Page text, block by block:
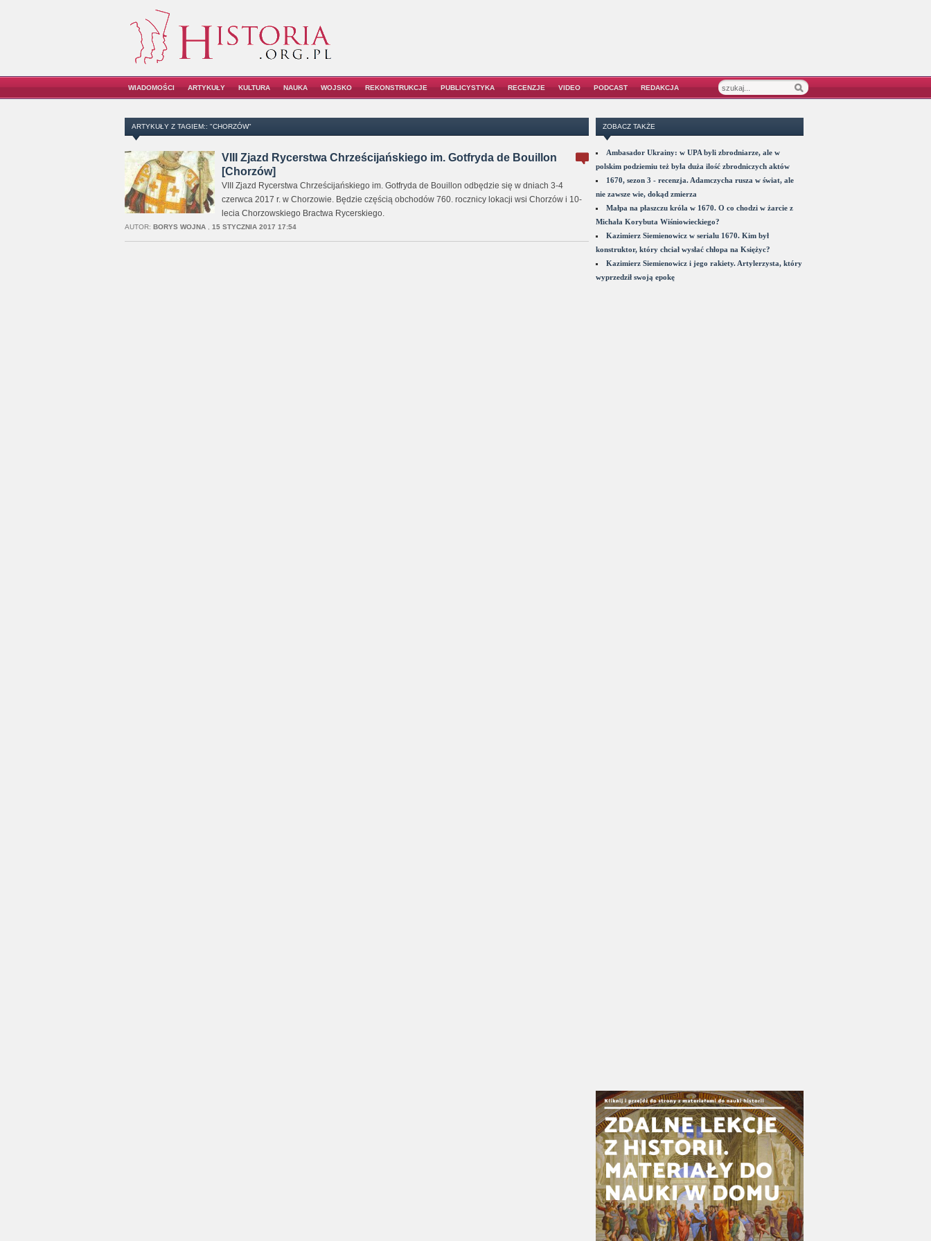
WIADOMOŚCI ARTYKUŁY KULTURA NAUKA WOJSKO REKONSTRUKCJE PUBLICYSTYKA RECENZJE VIDEO PODCAST REDAKCJA
ARTYKUŁY Z TAGIEM:: "CHORZÓW"
VIII Zjazd Rycerstwa Chrześcijańskiego im. Gotfryda de Bouillon
[Chorzów]
VIII Zjazd Rycerstwa Chrześcijańskiego im. Gotfryda de Bouillon odbędzie się w dniach 3-4
czerwca 2017 r. w Chorzowie. Będzie częścią obchodów 760. rocznicy lokacji wsi Chorzów i 10-
lecia Chorzowskiego Bractwa Rycerskiego.
AUTOR: BORYS WOJNA, 15 STYCZNIA 2017 17:54
ZOBACZ TAKŻE
Ambasador Ukrainy: w UPA byli zbrodniarze, ale w
polskim podziemiu też była duża ilość zbrodniczych aktów
1670, sezon 3 - recenzja. Adamczycha rusza w świat, ale
nie zawsze wie, dokąd zmierza
Małpa na płaszczu króla w 1670. O co chodzi w żarcie z
Michała Korybuta Wiśniowieckiego?
Kazimierz Siemienowicz w serialu 1670. Kim był
konstruktor, który chciał wysłać chłopa na Księżyc?
Kazimierz Siemienowicz i jego rakiety. Artylerzysta, który
wyprzedził swoją epokę